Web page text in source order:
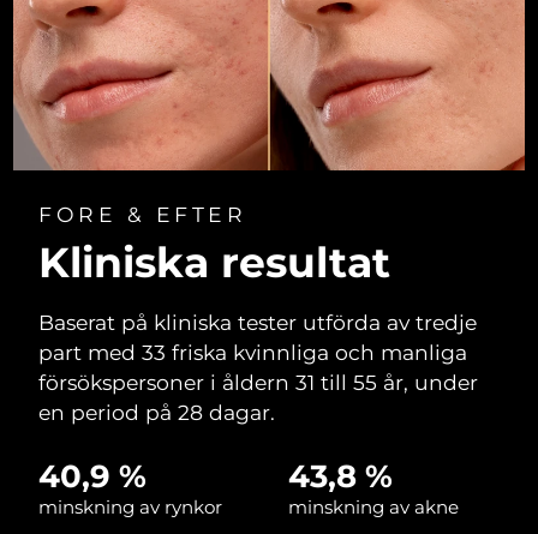
FORE & EFTER
Kliniska resultat
Baserat på kliniska tester utförda av tredje
part med 33 friska kvinnliga och manliga
försökspersoner i åldern 31 till 55 år, under
en period på 28 dagar.
40,9 %
minskning av rynkor
43,8 %
minskning av akne
Filippinerna Förväntad leverans8/12/26
Polen Förväntad leverans 8/10/26
Portugal Förväntad leverans 8/9/26
Qatar Förväntad leverans
Rumänien Förväntad leverans8/9/26
Ryssland
Saudiarabien Förväntad leverans